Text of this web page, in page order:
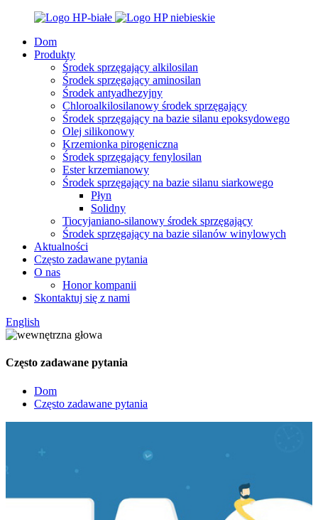
Dom
Produkty
Środek sprzęgający alkilosilan
Środek sprzęgający aminosilan
Środek antyadhezyjny
Chloroalkilosilanowy środek sprzęgający
Środek sprzęgający na bazie silanu epoksydowego
Olej silikonowy
Krzemionka pirogeniczna
Środek sprzęgający fenylosilan
Ester krzemianowy
Środek sprzęgający na bazie silanu siarkowego
Płyn
Solidny
Tiocyjaniano-silanowy środek sprzęgający
Środek sprzęgający na bazie silanów winylowych
Aktualności
Często zadawane pytania
O nas
Honor kompanii
Skontaktuj się z nami
English
Często zadawane pytania
Dom
Często zadawane pytania